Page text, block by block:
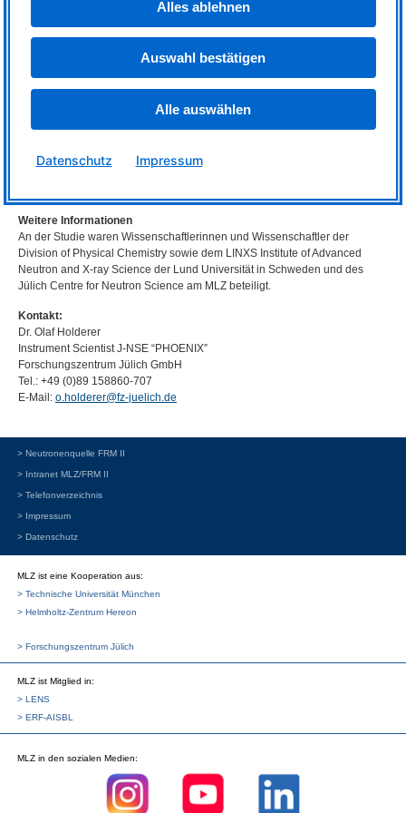
Geplant sind Modelle, die gerichtete Protein-Wechselwirkungen
berücksichtigen, sowie dynamische Simulationen mehrerer Kristallin-
Linse und der Bewegung auf kleinster Skala zu klären.
Alessandro Gulotta, Saskia Bucciarelli, Felix Roosen-Runge, Olaf Holderer,
dynamical quantities in multi-component crowded protein solutions.
Weitere Informationen
An der Studie waren Wissenschaftlerinnen und Wissenschaftler der
Division of Physical Chemistry sowie dem LINXS Institute of Advanced
Neutron and X-ray Science der Lund Universität in Schweden und des
Jülich Centre for Neutron Science am MLZ beteiligt.
Kontakt:
Dr. Olaf Holderer
Instrument Scientist J-NSE “PHOENIX”
Forschungszentrum Jülich GmbH
Tel.: +49 (0)89 158860-707
E-Mail: o.holderer@fz-juelich.de
> Neutronenquelle FRM II
> Intranet MLZ/FRM II
> Telefonverzeichnis
> Impressum
> Datenschutz
MLZ ist eine Kooperation aus:
> Technische Universität München
> Helmholtz-Zentrum Hereon
> Forschungszentrum Jülich
MLZ ist Mitglied in:
> LENS
> ERF-AISBL
MLZ in den sozialen Medien:
Alles ablehnen
Auswahl bestätigen
Alle auswählen
Datenschutz Impressum